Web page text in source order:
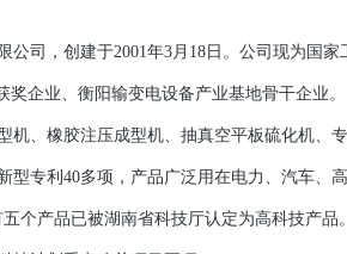
司，创建于2001年3月18日。公司现为国家
奖企业、衡阳输变电设备产业基地骨干企业。
、橡胶注压成型机、抽真空平板硫化机、
型专利40多项，产品广泛用在电力、汽车、
个产品已被湖南省科技厅认定为高科技产